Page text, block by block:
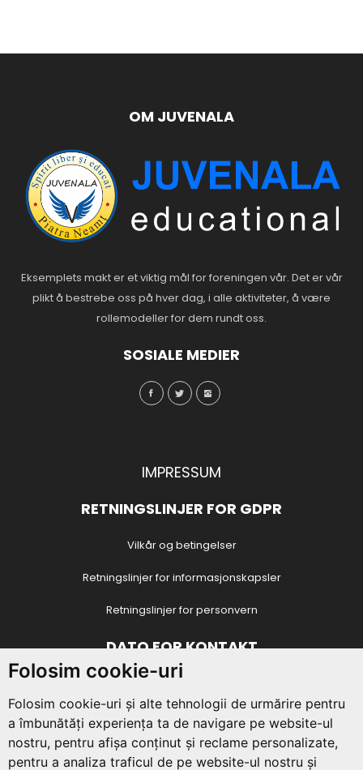
Folosim cookie-uri
Folosim cookie-uri și alte tehnologii de urmărire pentru
a îmbunătăți experiența ta de navigare pe website-ul
nostru, pentru afișa conținut și reclame personalizate,
pentru a analiza traficul de pe website-ul nostru și
OM JUVENALA
Eksemplets makt er et viktig mål for foreningen vår. Det er vår
plikt å bestrebe oss på hver dag, i alle aktiviteter, å være
rollemodeller for dem rundt oss.
SOSIALE MEDIER
IMPRESSUM
RETNINGSLINJER FOR GDPR
Vilkår og betingelser
Retningslinjer for informasjonskapsler
Retningslinjer for personvern
DATO FOR KONTAKT
Juvenala-foreningen
4 Vasile Conta Street / O8 / 18,Piatra Neamt ,Neamț, Romania
CIF:29432740
E-post:contact@asociatiajuvenala.ro
Telefon:+40 725 311 006